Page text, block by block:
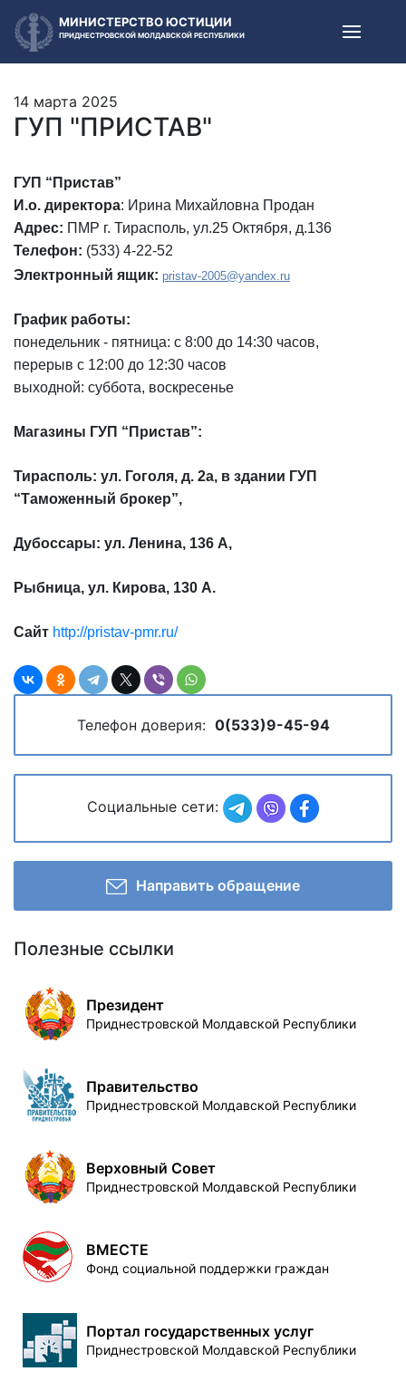
МИНИСТЕРСТВО ЮСТИЦИИ
ПРИДНЕСТРОВСКОЙ МОЛДАВСКОЙ РЕСПУБЛИКИ
14 марта 2025
ГУП "ПРИСТАВ"
ГУП “Пристав”
И.о. директора: Ирина Михайловна Продан
Адрес: ПМР г. Тирасполь, ул.25 Октября, д.136
Телефон: (533) 4-22-52
Электронный ящик: pristav-2005@yandex.ru
График работы:
понедельник - пятница: с 8:00 до 14:30 часов,
перерыв с 12:00 до 12:30 часов
выходной: суббота, воскресенье
Магазины ГУП “Пристав”:
Тирасполь: ул. Гоголя, д. 2а, в здании ГУП
“Таможенный брокер”,
Дубоссары: ул. Ленина, 136 А,
Рыбница, ул. Кирова, 130 А.
Сайт http://pristav-pmr.ru/
Телефон доверия: 0(533)9-45-94
Социальные сети:
Направить обращение
Полезные ссылки
Президент
Приднестровской Молдавской Республики
Правительство
Приднестровской Молдавской Республики
Верховный Совет
Приднестровской Молдавской Республики
ВМЕСТЕ
Фонд социальной поддержки граждан
Портал государственных услуг
Приднестровской Молдавской Республики